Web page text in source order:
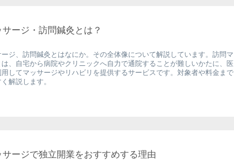
ージ・訪問鍼灸とは？
ジ、訪問鍼灸とはなにか。その全体像について解説しています。訪問マ
は、自宅から病院やクリニックへ自力で通院することが難しいかたに、医
してマッサージやリハビリを提供するサービスです。対象者や料金まで
解説します。
サージで独立開業をおすすめする理由